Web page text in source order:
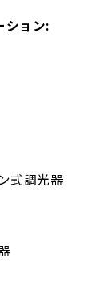
ション:
式調光器